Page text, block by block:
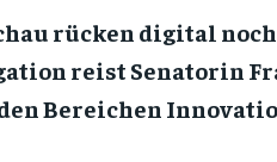
rücken digital
reist Senatorin
Bereichen